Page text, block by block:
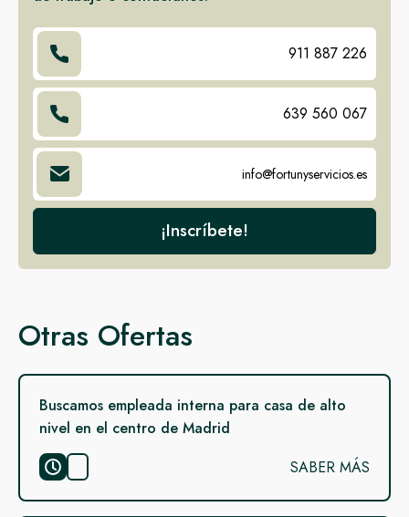
911 887 226
639 560 067
info@fortunyservicios.es
¡Inscríbete!
Otras Ofertas
Buscamos empleada interna para casa de alto
nivel en el centro de Madrid
SABER MÁS